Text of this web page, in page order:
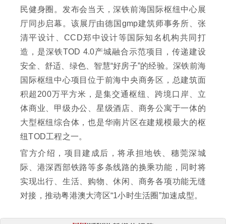
民健身圈。发布会当天，深铁前海国际枢纽中心展
厅同步启幕。该展厅由德国gmp建筑师事务所、张
清平设计、CCD郑中设计等国际知名机构共同打
造，是深铁TOD 4.0产城融合示范项目，传递建设
安全、舒适、绿色、智慧“好房子”的经验。深铁前海
国际枢纽中心项目位于前海中央商务区，总建筑面
积超200万平方米，是集交通枢纽、跨境口岸、立
体商业、甲级办公、星级酒店、商务公寓于一体的
大型枢纽综合体，也是华南片区在建规模最大的枢
纽TOD工程之一。
官方介绍，项目建成后，将承担地铁、穗莞深城
际、港深西部铁路等多条线路的换乘功能，同时将
实现出行、生活、购物、休闲、商务各项功能无缝
对接，推动粤港澳大湾区“1小时生活圈”加速成型。